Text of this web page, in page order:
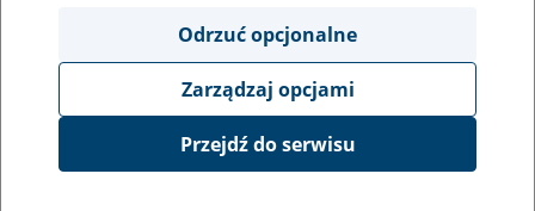
Okienko Górnicze 2026
Okienko Górnicze w ZUS
Szczegóły na plakacie
Odrzuć opcjonalne
Zarządzaj opcjami
Przejdź do serwisu